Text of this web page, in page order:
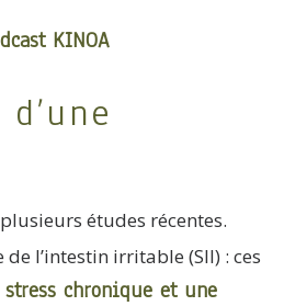
KINOA
études récentes.
l’intestin irritable (SII) : ces
chronique et une